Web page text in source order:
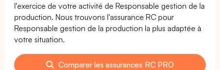
l'exercice de votre activité de Responsable gestion de la
production. Nous trouvons l'assurance RC pour
Responsable gestion de la production la plus adaptée à
votre situation.
Comparer les assurances RC PRO